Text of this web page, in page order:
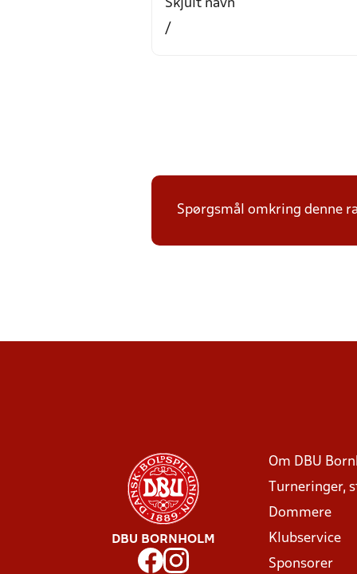
Skjult navn
/
Spørgsmål omkring denne
DBU BORNHOLM
Om DBU
Dommere
Klubservice
Sponsorer